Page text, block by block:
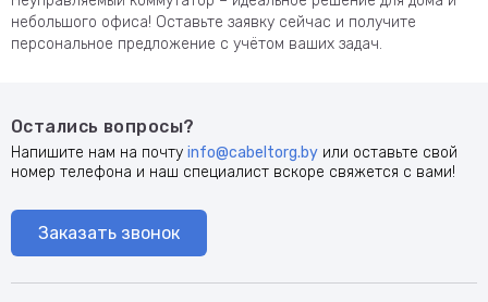
небольшого офиса! Оставьте заявку сейчас и получите
персональное предложение с учётом ваших задач.
Остались вопросы?
Напишите нам на почту info@cabeltorg.by или оставьте свой
номер телефона и наш специалист вскоре свяжется с вами!
Заказать звонок